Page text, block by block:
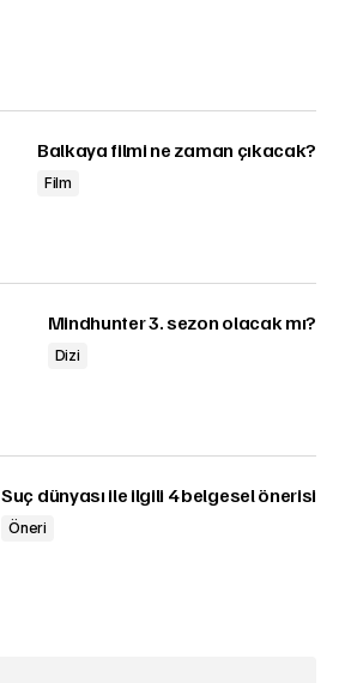
Balkaya filmi ne zaman çıkacak?
Film
Mindhunter 3. sezon olacak mı?
Dizi
Suç dünyası ile ilgili 4 belgesel önerisi
Öneri